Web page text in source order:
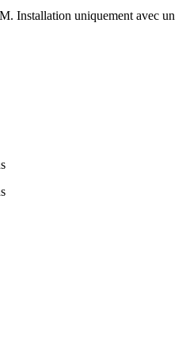
Installation uniquement avec un